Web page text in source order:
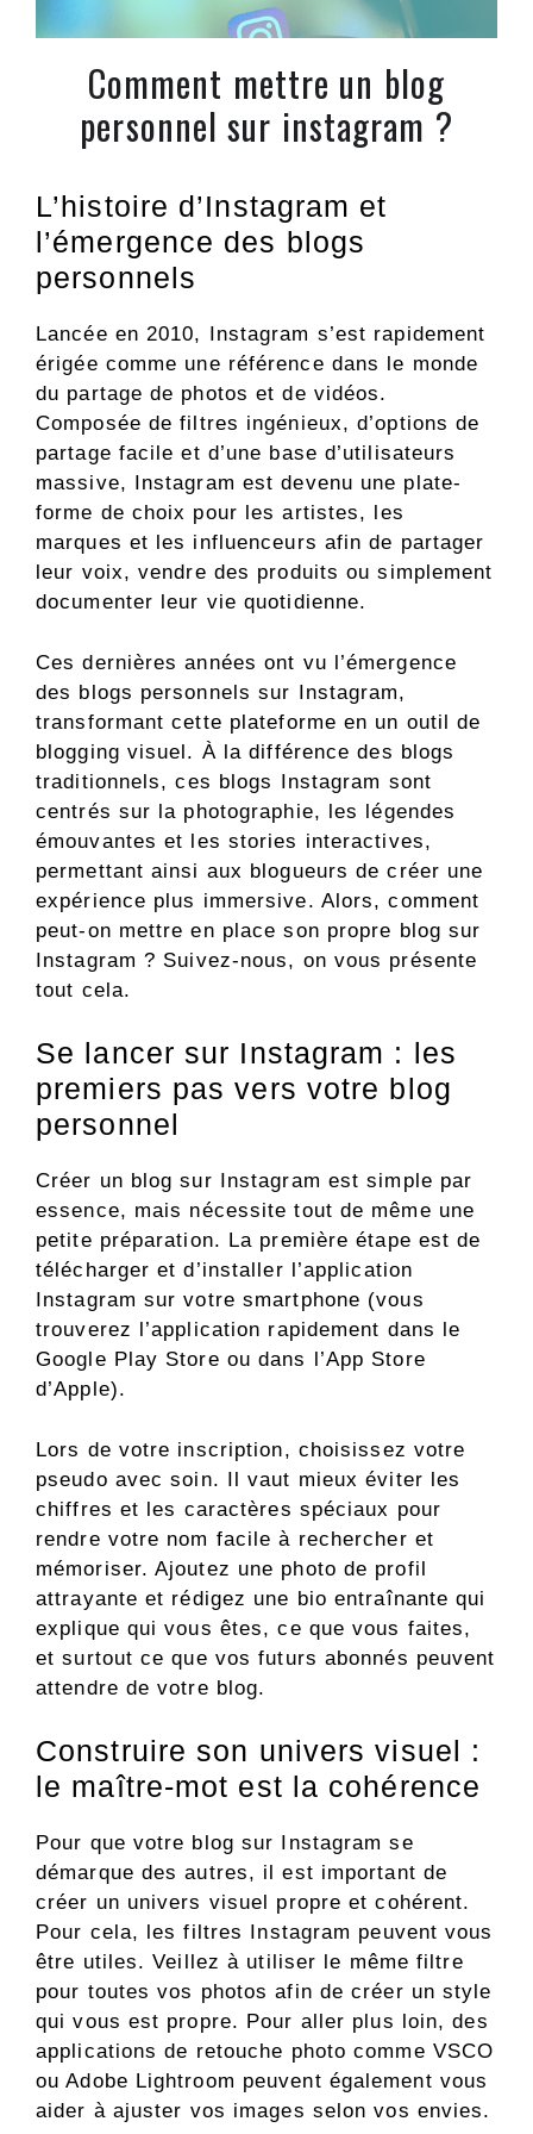
Comment mettre un blog
personnel sur instagram ?
L’histoire d’Instagram et
l’émergence des blogs
personnels
Lancée en 2010, Instagram s’est rapidement
érigée comme une référence dans le monde
du partage de photos et de vidéos.
Composée de filtres ingénieux, d’options de
partage facile et d’une base d’utilisateurs
massive, Instagram est devenu une plate-
forme de choix pour les artistes, les
marques et les influenceurs afin de partager
leur voix, vendre des produits ou simplement
documenter leur vie quotidienne.
Ces dernières années ont vu l’émergence
des blogs personnels sur Instagram,
transformant cette plateforme en un outil de
blogging visuel. À la différence des blogs
traditionnels, ces blogs Instagram sont
centrés sur la photographie, les légendes
émouvantes et les stories interactives,
permettant ainsi aux blogueurs de créer une
expérience plus immersive. Alors, comment
peut-on mettre en place son propre blog sur
Instagram ? Suivez-nous, on vous présente
tout cela.
Se lancer sur Instagram : les
premiers pas vers votre blog
personnel
Créer un blog sur Instagram est simple par
essence, mais nécessite tout de même une
petite préparation. La première étape est de
télécharger et d’installer l’application
Instagram sur votre smartphone (vous
trouverez l’application rapidement dans le
Google Play Store ou dans l’App Store
d’Apple).
Lors de votre inscription, choisissez votre
pseudo avec soin. Il vaut mieux éviter les
chiffres et les caractères spéciaux pour
rendre votre nom facile à rechercher et
mémoriser. Ajoutez une photo de profil
attrayante et rédigez une bio entraînante qui
explique qui vous êtes, ce que vous faites,
et surtout ce que vos futurs abonnés peuvent
attendre de votre blog.
Construire son univers visuel :
le maître-mot est la cohérence
Pour que votre blog sur Instagram se
démarque des autres, il est important de
créer un univers visuel propre et cohérent.
Pour cela, les filtres Instagram peuvent vous
être utiles. Veillez à utiliser le même filtre
pour toutes vos photos afin de créer un style
qui vous est propre. Pour aller plus loin, des
applications de retouche photo comme VSCO
ou Adobe Lightroom peuvent également vous
aider à ajuster vos images selon vos envies.